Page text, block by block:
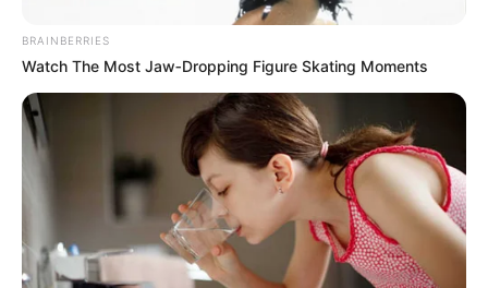
BRAINBERRIES
Watch The Most Jaw‑Dropping Figure Skating Moments